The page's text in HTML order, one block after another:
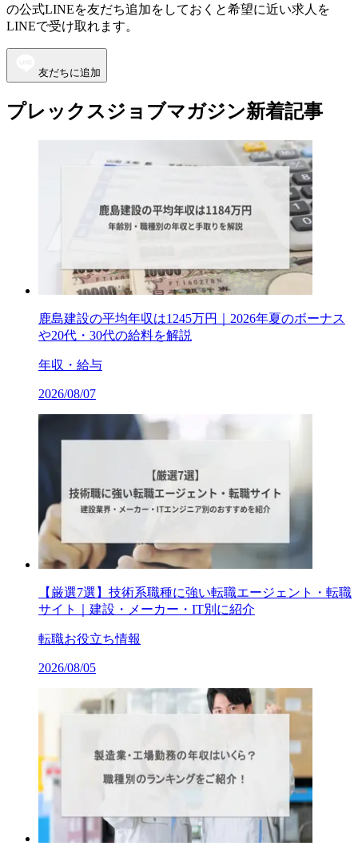
の公式LINEを友だち追加をしておくと希望に近い求人を
LINEで受け取れます。
友だちに追加
プレックスジョブマガジン新着記事
鹿島建設の平均年収は1245万円｜2026年夏のボーナス
や20代・30代の給料を解説
年収・給与
2026/08/07
【厳選7選】技術系職種に強い転職エージェント・転職
サイト｜建設・メーカー・IT別に紹介
転職お役立ち情報
2026/08/05